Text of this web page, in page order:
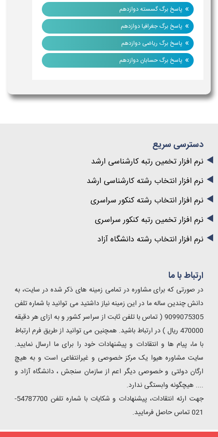
» پاسخ برگ گسسته دوازدهم
» پاسخ برگ جغرافیا دوازدهم
» پاسخ برگ ریاضی دوازدهم
» پاسخ برگ حسابان دوازدهم
دسترسی سریع
نرم افزار تخمین رتبه کارشناسی ارشد
نرم افزار انتخاب رشته کارشناسی ارشد
نرم افزار انتخاب رشته کنکور سراسری
نرم افزار تخمین رتبه کنکور سراسری
نرم افزار انتخاب رشته دانشگاه آزاد
ارتباط با ما
در صورتی که برای مشاوره در تمامی زمینه های ذکر شده در سایت، به
دانش چندین ساله ما در این زمینه نیاز داشتید می توانید با شماره تلفن
9099075305 ( تماس با تلفن ثابت از سراسر کشور و به ازای هر دقیقه
470000 ریال ) در ارتباط باشید. همچنین می توانید از طریق فرم ارتباط
با ما، پیام ها و انتقادات و پیشنهادات خود را برای ما ارسال نمایید.
سایت مشاوره هیوا یک مرکز خصوصی و غیرانتفاعی است و به هیچ
ارگان دولتی و خصوصی دیگر اعم از سازمان سنجش ، دانشگاه آزاد و
.... هیچگونه وابستگی ندارد.
جهت ارئه انتقادات، پیشنهادات و شکایات با شماره تلفن 54787700-
021 تماس حاصل فرمایید.